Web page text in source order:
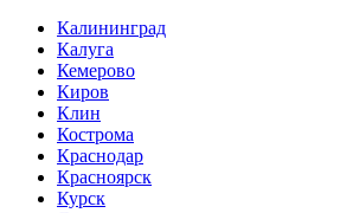
Калининград
Калуга
Кемерово
Киров
Клин
Кострома
Краснодар
Красноярск
Курск